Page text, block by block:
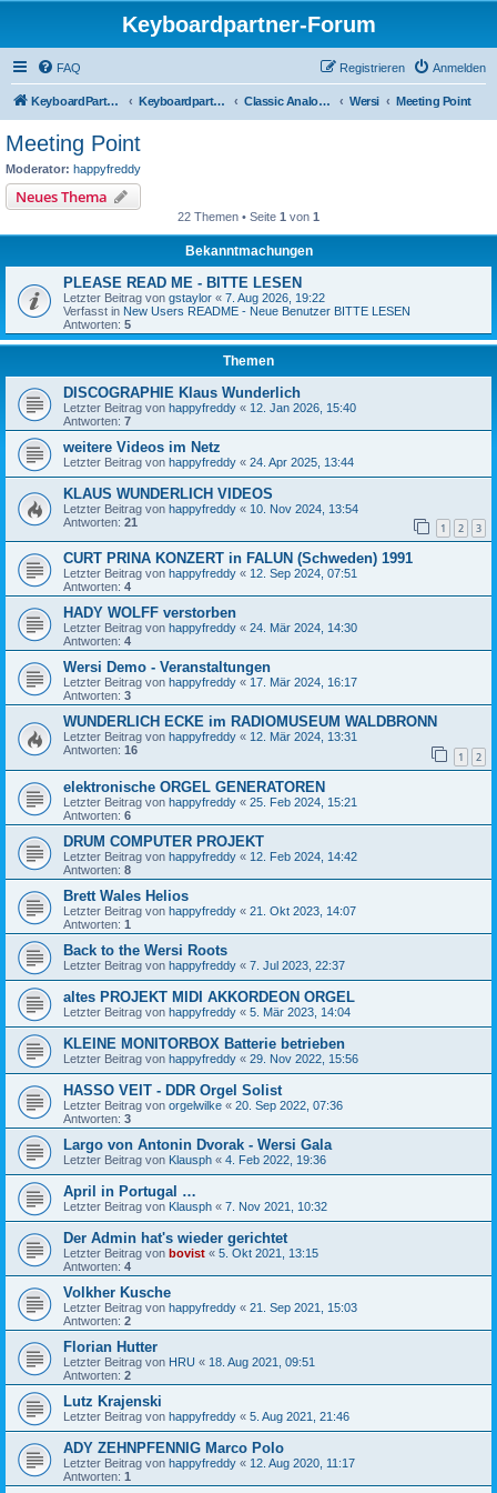
Keyboardpartner-Forum
FAQ Anmelden
Registrieren
KeyboardPartner Keyboardpartner-Forum Classic Analog Organs Wersi Meeting Point
Meeting Point
Moderator: happyfreddy
Neues Thema
22 Themen • Seite 1 von 1
Bekanntmachungen
PLEASE READ ME - BITTE LESEN
Letzter Beitrag von gstaylor « 7. Aug 2026, 19:22
Verfasst in New Users README - Neue Benutzer BITTE LESEN
Antworten: 5
Themen
DISCOGRAPHIE Klaus Wunderlich
Letzter Beitrag von happyfreddy « 12. Jan 2026, 15:40
Antworten: 7
weitere Videos im Netz
Letzter Beitrag von happyfreddy « 24. Apr 2025, 13:44
KLAUS WUNDERLICH VIDEOS
Letzter Beitrag von happyfreddy « 10. Nov 2024, 13:54
Antworten: 21 1 2 3
CURT PRINA KONZERT in FALUN (Schweden) 1991
Letzter Beitrag von happyfreddy « 12. Sep 2024, 07:51
Antworten: 4
HADY WOLFF verstorben
Letzter Beitrag von happyfreddy « 24. Mär 2024, 14:30
Antworten: 4
Wersi Demo - Veranstaltungen
Letzter Beitrag von happyfreddy « 17. Mär 2024, 16:17
Antworten: 3
WUNDERLICH ECKE im RADIOMUSEUM WALDBRONN
Letzter Beitrag von happyfreddy « 12. Mär 2024, 13:31
Antworten: 16 1 2
elektronische ORGEL GENERATOREN
Letzter Beitrag von happyfreddy « 25. Feb 2024, 15:21
Antworten: 6
DRUM COMPUTER PROJEKT
Letzter Beitrag von happyfreddy « 12. Feb 2024, 14:42
Antworten: 8
Brett Wales Helios
Letzter Beitrag von happyfreddy « 21. Okt 2023, 14:07
Antworten: 1
Back to the Wersi Roots
Letzter Beitrag von happyfreddy « 7. Jul 2023, 22:37
altes PROJEKT MIDI AKKORDEON ORGEL
Letzter Beitrag von happyfreddy « 5. Mär 2023, 14:04
KLEINE MONITORBOX Batterie betrieben
Letzter Beitrag von happyfreddy « 29. Nov 2022, 15:56
HASSO VEIT - DDR Orgel Solist
Letzter Beitrag von orgelwilke « 20. Sep 2022, 07:36
Antworten: 3
Largo von Antonin Dvorak - Wersi Gala
Letzter Beitrag von Klausph « 4. Feb 2022, 19:36
April in Portugal …
Letzter Beitrag von Klausph « 7. Nov 2021, 10:32
Der Admin hat's wieder gerichtet
Letzter Beitrag von bovist « 5. Okt 2021, 13:15
Antworten: 4
Volkher Kusche
Letzter Beitrag von happyfreddy « 21. Sep 2021, 15:03
Antworten: 2
Florian Hutter
Letzter Beitrag von HRU « 18. Aug 2021, 09:51
Antworten: 2
Lutz Krajenski
Letzter Beitrag von happyfreddy « 5. Aug 2021, 21:46
ADY ZEHNPFENNIG Marco Polo
Letzter Beitrag von happyfreddy « 12. Aug 2020, 11:17
Antworten: 1